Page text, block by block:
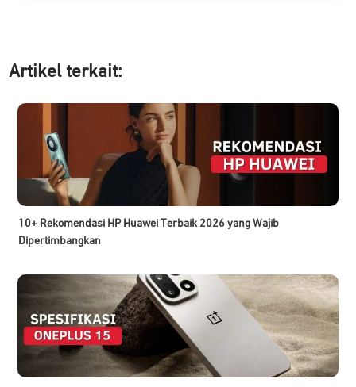
Artikel terkait:
10+ Rekomendasi HP Huawei Terbaik 2026 yang Wajib
Dipertimbangkan